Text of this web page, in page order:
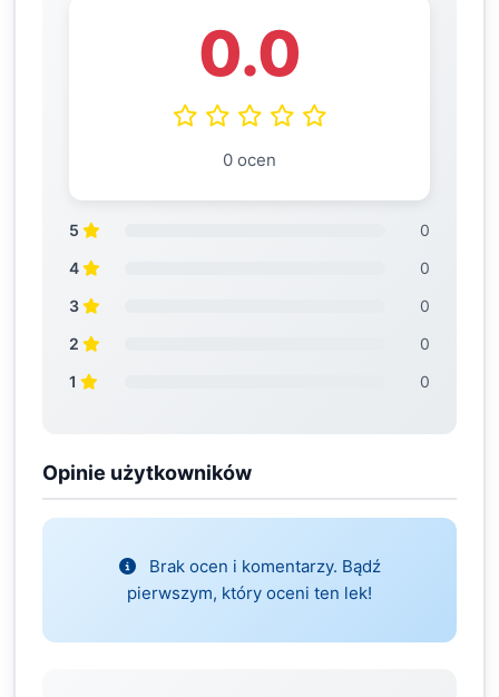
0.0
0 ocen
5
0
4
0
3
0
2
0
1
0
Opinie użytkowników
Brak ocen i komentarzy. Bądź
pierwszym, który oceni ten lek!